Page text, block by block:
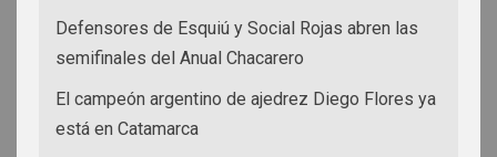
Defensores de Esquiú y Social Rojas abren las
semifinales del Anual Chacarero
El campeón argentino de ajedrez Diego Flores ya
está en Catamarca